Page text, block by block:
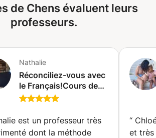
de Chens évaluent leurs
professeurs.
Nathalie
Réconciliez-vous avec
le Français!Cours de
Français littéraire et
est un professeur très
dont la méthode
“
et très